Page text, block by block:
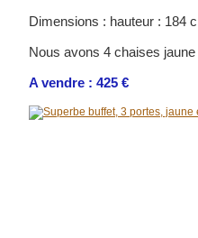
Dimensions : hauteur : 184
Nous avons 4 chaises
A vendre : 425 €